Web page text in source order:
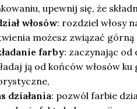
upewnij się, że
włosów: rozdziel włosy
możesz związać górną
farby: zaczynając od
ją od końców włosów
działania: pozwól farbie